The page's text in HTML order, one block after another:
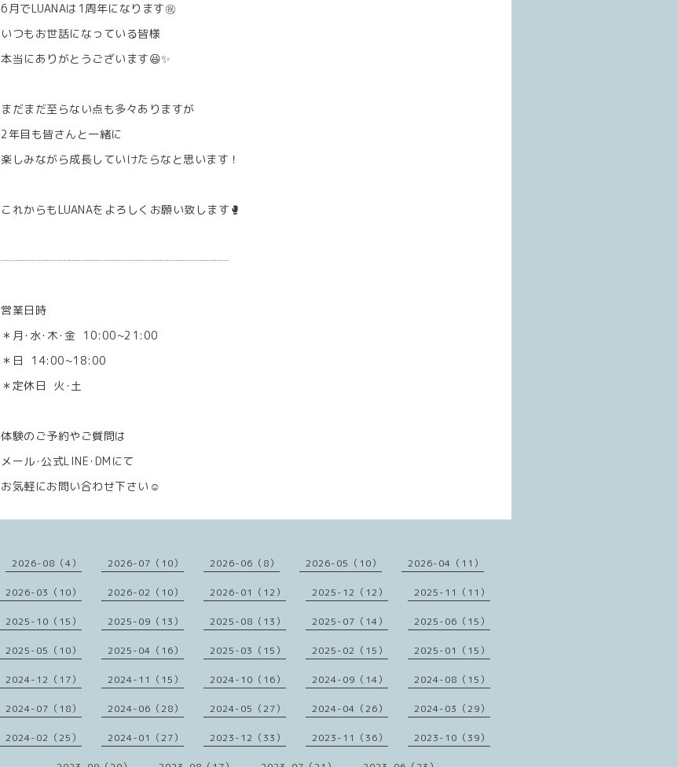
6月でLUANAは1周年になります㊗️
いつもお世話になっている皆様
本当にありがとうございます😆✨
まだまだ至らない点も多々ありますが
2年目も皆さんと一緒に
楽しみながら成長していけたらなと思います！
これからもLUANAをよろしくお願い致します🥊
┈┈┈┈┈┈┈┈┈┈┈┈┈┈┈┈┈┈┈┈
営業日時
＊月･水･木･金 10:00~21:00
＊日 14:00~18:00
＊定休日 火･土
体験のご予約やご質問は
メール･公式LINE･DMにて
お気軽にお問い合わせ下さい☺️
2026-08（4） 2026-07（10） 2026-06（8） 2026-05（10） 2026-04（11）
2026-03（10） 2026-02（10） 2026-01（12） 2025-12（12） 2025-11（11）
2025-10（15） 2025-09（13） 2025-08（13） 2025-07（14） 2025-06（15）
2025-05（10） 2025-04（16） 2025-03（15） 2025-02（15） 2025-01（15）
2024-12（17） 2024-11（15） 2024-10（16） 2024-09（14） 2024-08（15）
2024-07（18） 2024-06（28） 2024-05（27） 2024-04（26） 2024-03（29）
2024-02（25） 2024-01（27） 2023-12（33） 2023-11（36） 2023-10（39）